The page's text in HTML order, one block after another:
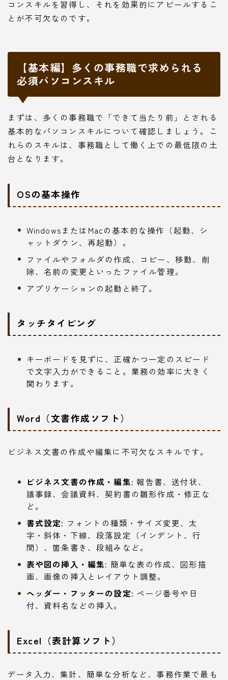
コンスキルを習得し、それを効果的にアピールするこ
とが不可欠なのです。
【基本編】多くの事務職で求められる
必須パソコンスキル
まずは、多くの事務職で「できて当たり前」とされる
基本的なパソコンスキルについて確認しましょう。こ
れらのスキルは、事務職として働く上での最低限の土
台となります。
OSの基本操作
WindowsまたはMacの基本的な操作（起動、シ
ャットダウン、再起動）。
ファイルやフォルダの作成、コピー、移動、削
除、名前の変更といったファイル管理。
アプリケーションの起動と終了。
タッチタイピング
キーボードを見ずに、正確かつ一定のスピード
で文字入力ができること。業務の効率に大きく
関わります。
Word（文書作成ソフト）
ビジネス文書の作成や編集に不可欠なスキルです。
ビジネス文書の作成・編集: 報告書、送付状、
議事録、会議資料、契約書の雛形作成・修正な
ど。
書式設定: フォントの種類・サイズ変更、太
字・斜体・下線、段落設定（インデント、行
間）、箇条書き、段組みなど。
表や図の挿入・編集: 簡単な表の作成、図形描
画、画像の挿入とレイアウト調整。
ヘッダー・フッターの設定: ページ番号や日
付、資料名などの挿入。
Excel（表計算ソフト）
データ入力、集計、簡単な分析など、事務作業で最も